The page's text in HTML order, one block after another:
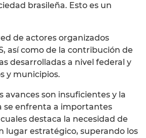
brasileña. Esto es un
de actores organizados
así como de la contribución de
desarrolladas a nivel federal y
y municipios.
avances son insuficientes y la
se enfrenta a importantes
destaca la necesidad de
lugar estratégico, superando los